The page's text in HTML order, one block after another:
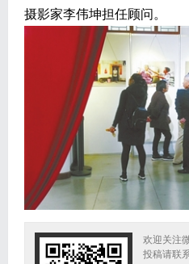
摄影家李伟坤担任顾问。
欢迎关注
投稿请联